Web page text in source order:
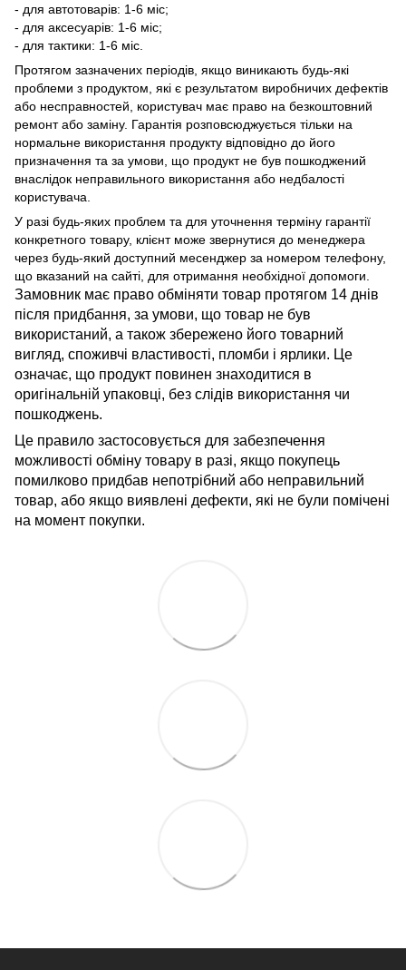
- для автотоварів: 1-6 міс;
- для аксесуарів: 1-6 міс;
- для тактики: 1-6 міс.
Протягом зазначених періодів, якщо виникають будь-які
проблеми з продуктом, які є результатом виробничих дефектів
або несправностей, користувач має право на безкоштовний
ремонт або заміну. Гарантія розповсюджується тільки на
нормальне використання продукту відповідно до його
призначення та за умови, що продукт не був пошкоджений
внаслідок неправильного використання або недбалості
користувача.
У разі будь-яких проблем та для уточнення терміну гарантії
конкретного товару, клієнт може звернутися до менеджера
через будь-який доступний месенджер за номером телефону,
що вказаний на сайті, для отримання необхідної допомоги.
Замовник має право обміняти товар протягом 14 днів
після придбання, за умови, що товар не був
використаний, а також збережено його товарний
вигляд, споживчі властивості, пломби і ярлики. Це
означає, що продукт повинен знаходитися в
оригінальній упаковці, без слідів використання чи
пошкоджень.
Це правило застосовується для забезпечення
можливості обміну товару в разі, якщо покупець
помилково придбав непотрібний або неправильний
товар, або якщо виявлені дефекти, які не були помічені
на момент покупки.